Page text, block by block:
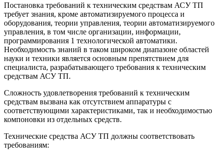
Постановка требований к техническим средствам АСУ ТП
требует знания, кроме автоматизируемого процесса и
оборудова­ния, теории управления, теории автоматизи­руемого
управления, в том числе организа­ции, информации,
программирования 1 тех­нологической автоматики.
Необходимость знаний в таком широком диапазоне обла­стей
науки и техники является основным препятствием для
специалиста, разрабаты­вающего требования к техническим
сред­ствам АСУ ТП.
Сложность удовлетворения требований к техническим
средствам вызвана как отсут­ствием аппаратуры с
соответствующими характеристиками, так и необходимостью
компоновки из отдельных средств.
Технические средства АСУ ТП должны соответствовать
требованиям: